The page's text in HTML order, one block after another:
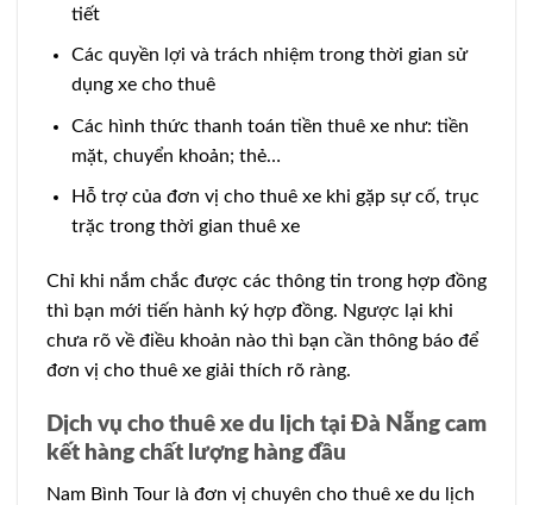
tiết
Các quyền lợi và trách nhiệm trong thời gian sử
dụng xe cho thuê
Các hình thức thanh toán tiền thuê xe như: tiền
mặt, chuyển khoản; thẻ…
Hỗ trợ của đơn vị cho thuê xe khi gặp sự cố, trục
trặc trong thời gian thuê xe
Chỉ khi nắm chắc được các thông tin trong hợp đồng
thì bạn mới tiến hành ký hợp đồng. Ngược lại khi
chưa rõ về điều khoản nào thì bạn cần thông báo để
đơn vị cho thuê xe giải thích rõ ràng.
Dịch vụ cho thuê xe du lịch tại Đà Nẵng cam
kết hàng chất lượng hàng đầu
Nam Bình Tour là đơn vị chuyên cho thuê xe du lịch